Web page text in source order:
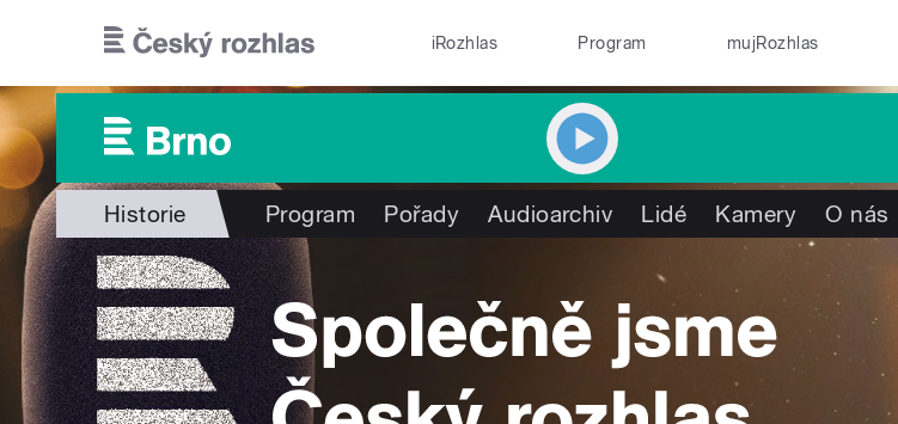
iRozhlas Program mujRozhlas
Historie Program Pořady Audioarchiv Lidé Kamery O nás